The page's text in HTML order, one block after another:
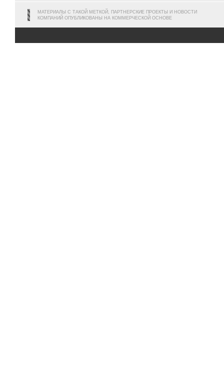
МАТЕРИАЛЫ С ТАКОЙ МЕТКОЙ, ПАРТНЕРСКИЕ ПРОЕКТЫ И НОВОСТИ
КОМПАНИЙ ОПУБЛИКОВАНЫ НА КОММЕРЧЕСКОЙ ОСНОВЕ